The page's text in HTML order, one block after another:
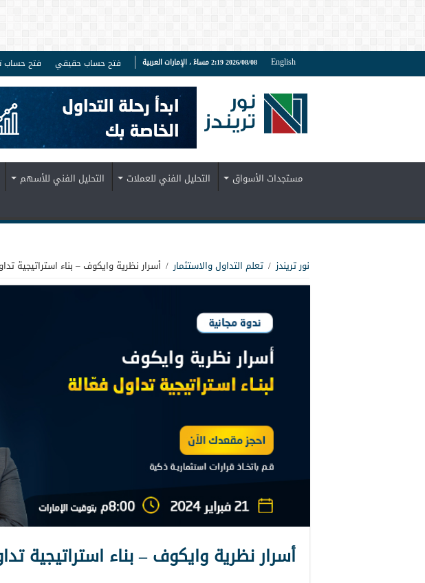
English 2026/08/08 2:19 مساءً ، الإمارات العربية فتح حساب حقيقي فتح حساب
مستجدات الأسواق التحليل الفني للعملات التحليل الفني للأسهم
نور تريندز / تعلم التداول والاستثمار / أسرار نظرية وايكوف – بناء استراتيجية
أسرار نظرية وايكوف – بناء استراتيجية